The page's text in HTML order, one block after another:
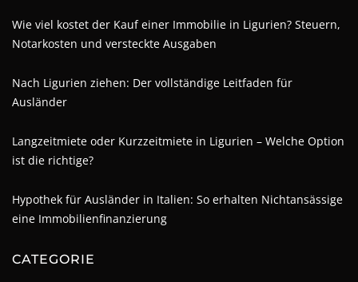
Wie viel kostet der Kauf einer Immobilie in Ligurien? Steuern,
Notarkosten und versteckte Ausgaben
Nach Ligurien ziehen: Der vollständige Leitfaden für
Ausländer
Langzeitmiete oder Kurzzeitmiete in Ligurien – Welche Option
ist die richtige?
Hypothek für Ausländer in Italien: So erhalten Nichtansässige
eine Immobilienfinanzierung
CATEGORIE